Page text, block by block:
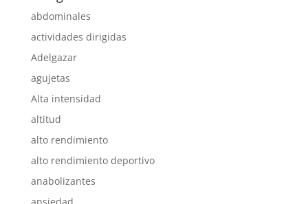
abdominales
actividades dirigidas
Adelgazar
agujetas
Alta intensidad
altitud
alto rendimiento
alto rendimiento deportivo
anabolizantes
ansiedad